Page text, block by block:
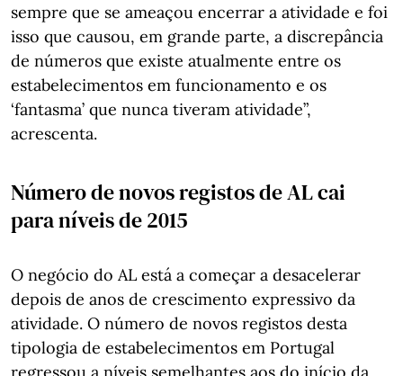
sempre que se ameaçou encerrar a atividade e foi
isso que causou, em grande parte, a discrepância
de números que existe atualmente entre os
estabelecimentos em funcionamento e os
‘fantasma’ que nunca tiveram atividade”,
acrescenta.
Número de novos registos de AL cai
para níveis de 2015
O negócio do AL está a começar a desacelerar
depois de anos de crescimento expressivo da
atividade. O número de novos registos desta
tipologia de estabelecimentos em Portugal
regressou a níveis semelhantes aos do início da